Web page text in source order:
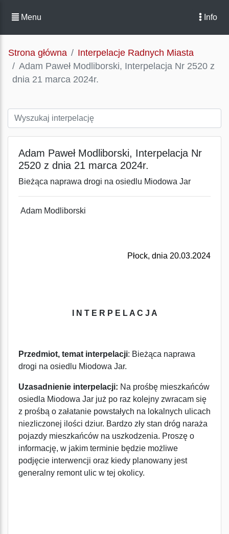
Menu Info
Strona główna
Interpelacje Radnych Miasta
Adam Paweł Modliborski, Interpelacja Nr 2520 z
dnia 21 marca 2024r.
Adam Paweł Modliborski, Interpelacja Nr
2520 z dnia 21 marca 2024r.
Bieżąca naprawa drogi na osiedlu Miodowa Jar
Adam Modliborski
Płock, dnia 20.03.2024
I N T E R P E L A C J A
Przedmiot, temat interpelacji: Bieżąca naprawa
drogi na osiedlu Miodowa Jar.
Uzasadnienie interpelacji: Na prośbę mieszkańców
osiedla Miodowa Jar już po raz kolejny zwracam się
z prośbą o załatanie powstałych na lokalnych ulicach
niezliczonej ilości dziur. Bardzo zły stan dróg naraża
pojazdy mieszkańców na uszkodzenia. Proszę o
informację, w jakim terminie będzie możliwe
podjęcie interwencji oraz kiedy planowany jest
generalny remont ulic w tej okolicy.